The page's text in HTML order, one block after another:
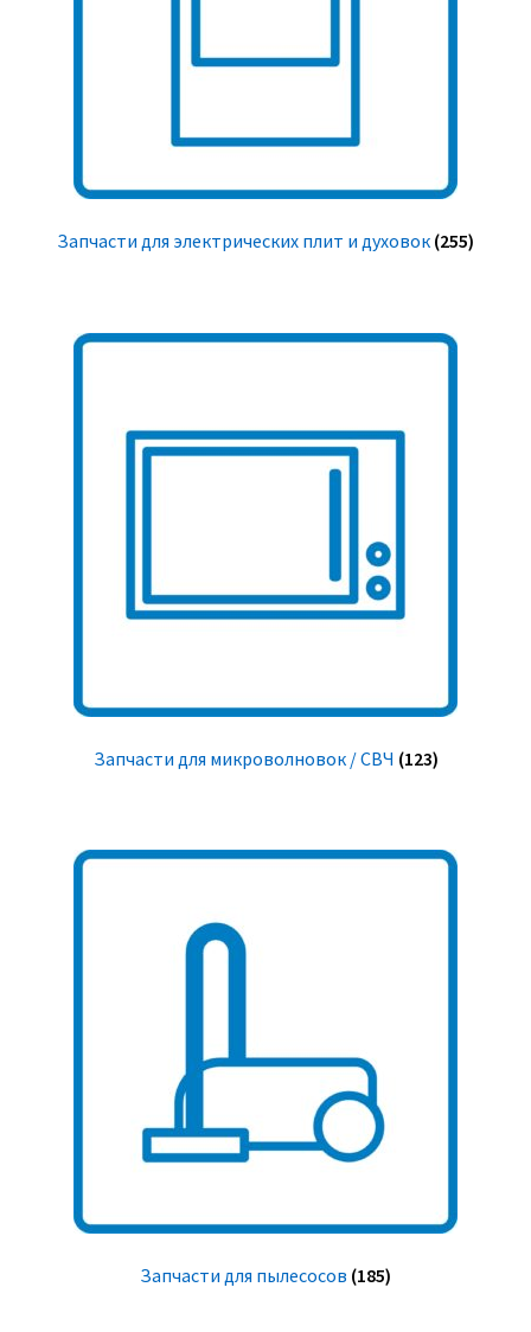
Запчасти для электрических плит и духовок (255)
Запчасти для микроволновок / СВЧ (123)
Запчасти для пылесосов (185)